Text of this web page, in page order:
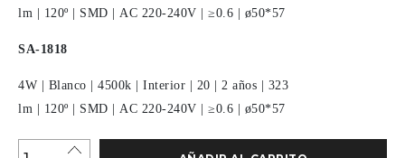
lm
120º SMD AC 220-240V ≥0.6 ø50*57
SA-1818
4W Blanco 4500k Interior 20 2 años
323
lm
120º SMD AC 220-240V ≥0.6 ø50*57